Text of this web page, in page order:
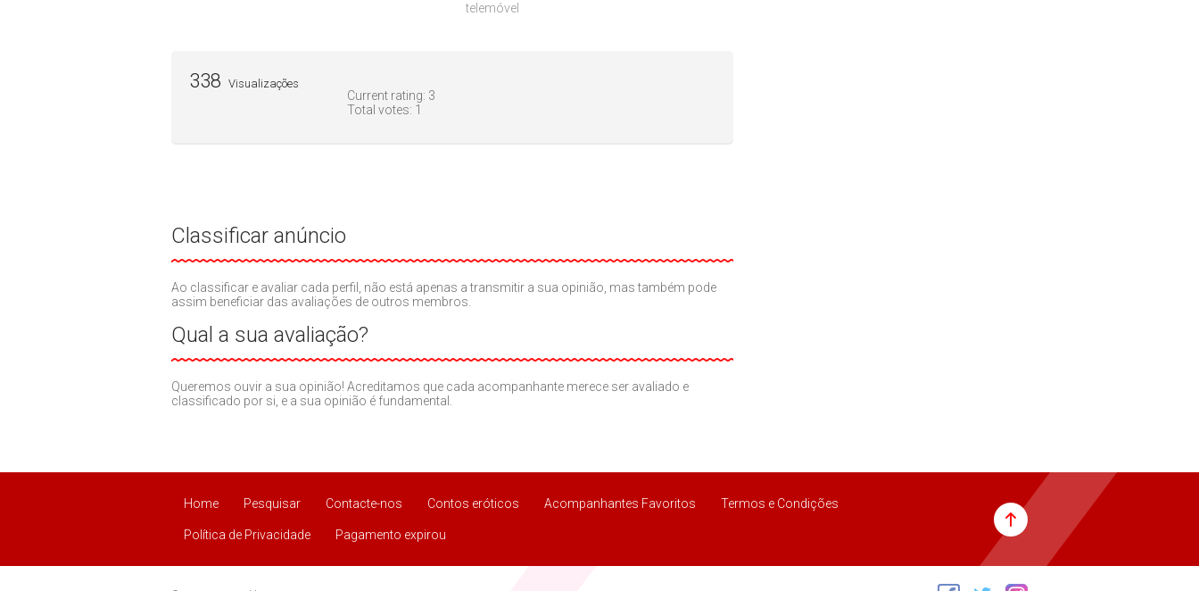
telemóvel
Current rating: 3
Total votes: 1
338 Visualizações
Classificar anúncio
Ao classificar e avaliar cada perfil, não está apenas a transmitir a sua opinião, mas também pode
assim beneficiar das avaliações de outros membros.
Qual a sua avaliação?
Queremos ouvir a sua opinião! Acreditamos que cada acompanhante merece ser avaliado e
classificado por si, e a sua opinião é fundamental.
Home Pesquisar Contacte-nos Contos eróticos Acompanhantes Favoritos Termos e Condições
Política de Privacidade Pagamento expirou